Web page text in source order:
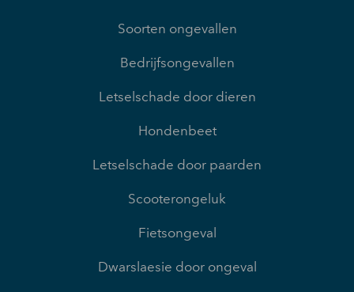
Soorten ongevallen
Bedrijfsongevallen
Letselschade door dieren
Hondenbeet
Letselschade door paarden
Scooterongeluk
Fietsongeval
Dwarslaesie door ongeval